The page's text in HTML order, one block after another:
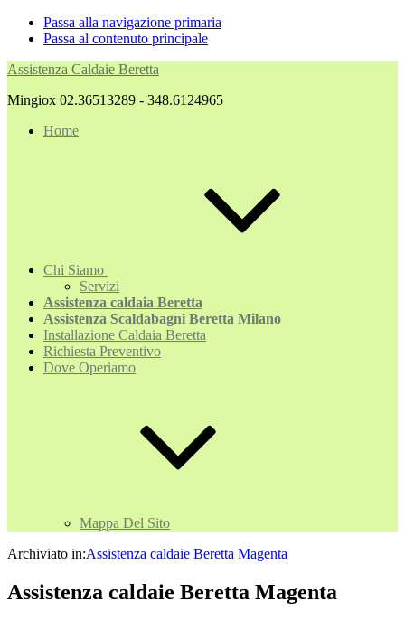
Passa alla navigazione primaria
Passa al contenuto principale
Assistenza Caldaie Beretta
Mingiox 02.36513289 - 348.6124965
Home
Chi Siamo
Servizi
Assistenza caldaia Beretta
Assistenza Scaldabagni Beretta Milano
Installazione Caldaia Beretta
Richiesta Preventivo
Dove Operiamo
Mappa Del Sito
Archiviato in:Assistenza caldaie Beretta Magenta
Assistenza caldaie Beretta Magenta